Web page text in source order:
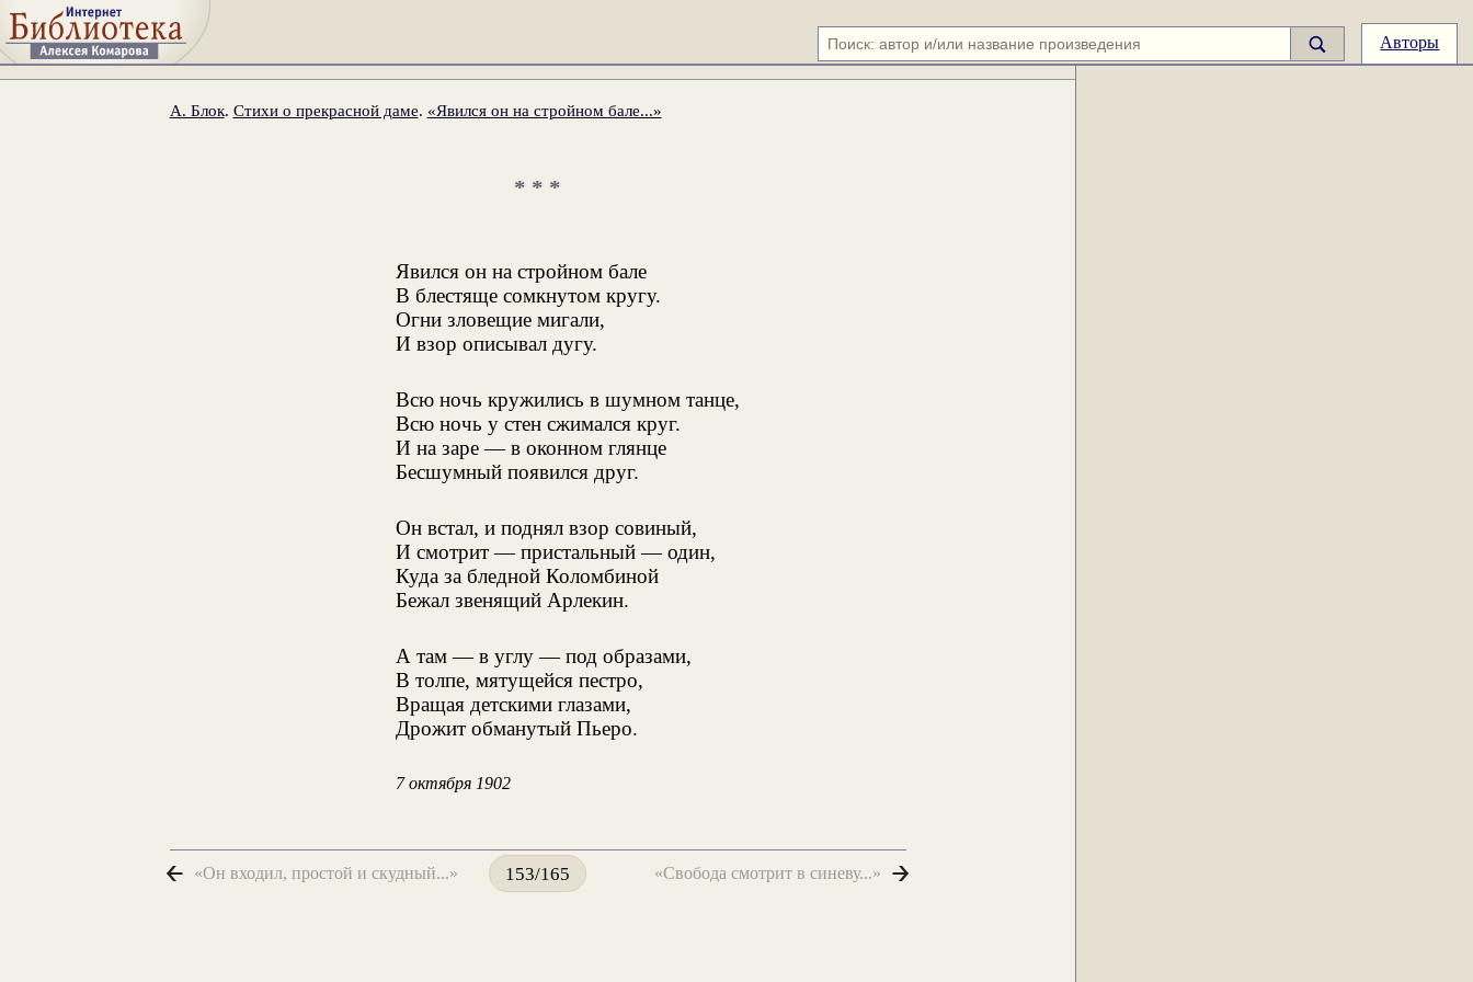
Авторы
А. Блок. Стихи о прекрасной даме. «Явился он на стройном бале...»
* * *
Явился он на стройном бале
В блестяще сомкнутом кругу.
Огни зловещие мигали,
И взор описывал дугу.
Всю ночь кружились в шумном танце,
Всю ночь у стен сжимался круг.
И на заре — в оконном глянце
Бесшумный появился друг.
Он встал, и поднял взор совиный,
И смотрит — пристальный — один,
Куда за бледной Коломбиной
Бежал звенящий Арлекин.
А там — в углу — под образами,
В толпе, мятущейся пестро,
Вращая детскими глазами,
Дрожит обманутый Пьеро.
7 октября 1902
«Он входил, простой и скудный...» 153/165 «Свобода смотрит в синеву...»